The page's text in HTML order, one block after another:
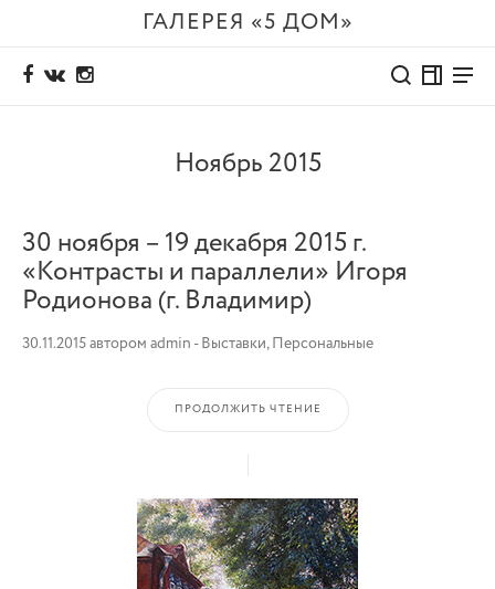
ГАЛЕРЕЯ «5 ДОМ»
Ноябрь 2015
30 ноября – 19 декабря 2015 г.
«Контрасты и параллели» Игоря
Родионова (г. Владимир)
30.11.2015автором admin -Выставки,Персональные
ПРОДОЛЖИТЬ ЧТЕНИЕ